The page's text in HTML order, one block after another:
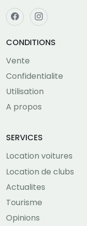
CONDITIONS
Vente
Confidentialite
Utilisation
A propos
SERVICES
Location voitures
Location de clubs
Actualites
Tourisme
Opinions